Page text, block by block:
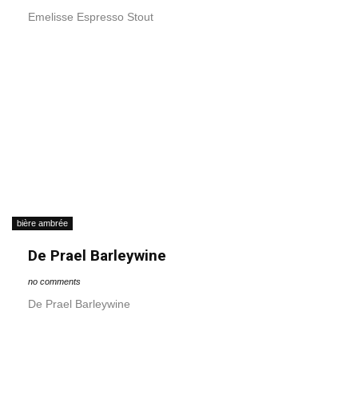
Emelisse Espresso Stout
bière ambrée
De Prael Barleywine
no comments
De Prael Barleywine